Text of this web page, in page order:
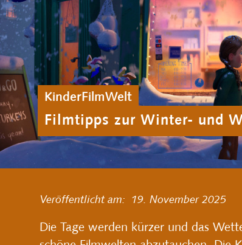
KinderFilmWelt
Filmtipps zur Winter- und
Veröffentlicht am: 19. November 2025
Die Tage werden kürzer und das